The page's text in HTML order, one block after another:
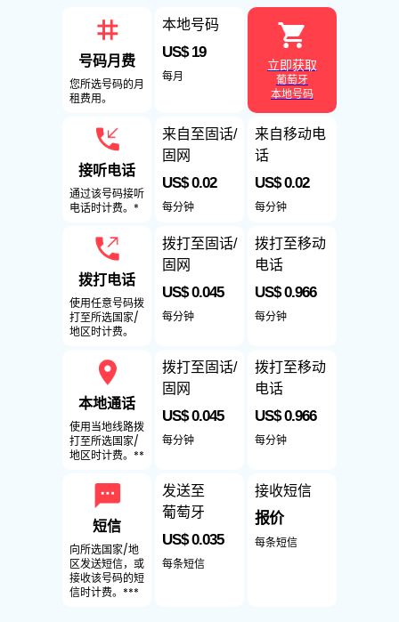
号码月费
您所选号码的月
租费用。
接听电话
通过该号码接听
电话时计费。*
拨打电话
使用任意号码拨
打至所选国家/
地区时计费。
本地通话
使用当地线路拨
打至所选国家/
地区时计费。**
短信
向所选国家/地
区发送短信，或
接收该号码的短
信时计费。***
本地号码
US$ 19
每月
来自至固话/
固网
US$ 0.02
每分钟
拨打至固话/
固网
US$ 0.045
每分钟
拨打至固话/
固网
US$ 0.045
每分钟
发送至
葡萄牙
US$ 0.035
每条短信
立即获取
葡萄牙
本地号码
来自移动电
话
US$ 0.02
每分钟
拨打至移动
电话
US$ 0.966
每分钟
拨打至移动
电话
US$ 0.966
每分钟
接收短信
报价
每条短信